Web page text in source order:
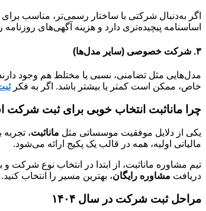
اگر به‌دنبال شرکتی با ساختار رسمی‌تر، مناسب
اساسنامه پیچیده‌تری دارد و هزینه آگهی‌های
۳. شرکت خصوصی (سایر مدل‌ها)
مدل‌هایی مثل تضامنی، نسبی یا مختلط هم وجود
خاص، ممکن است کمتر یا بیشتر باشد. اگر به فکر
چرا ماناثبت انتخاب خوبی برای ثبت
یکی از دلایل موفقیت موسساتی مثل ماناثبت،
مالیاتی اولیه، همه در قالب یک پکیج ارائه می‌شود.
تیم مشاوره ماناثبت، از ابتدا در انتخاب نوع
دریافت مشاوره رایگان، بهترین مسیر را انتخاب کنید.
مراحل ثبت شرکت در سال ۱۴۰۴